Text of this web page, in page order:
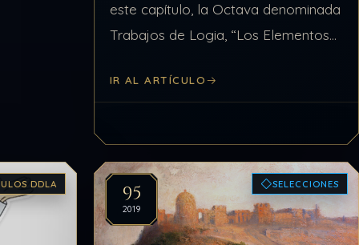
este capítulo, la Octava denominada
Trabajos de Logia, “Los Elementos
ver los elementos que nos faltan y
IR AL ARTÍCULO
DDLA 95
2019
SELECCIONES